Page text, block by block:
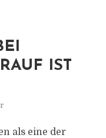
IST
als eine der